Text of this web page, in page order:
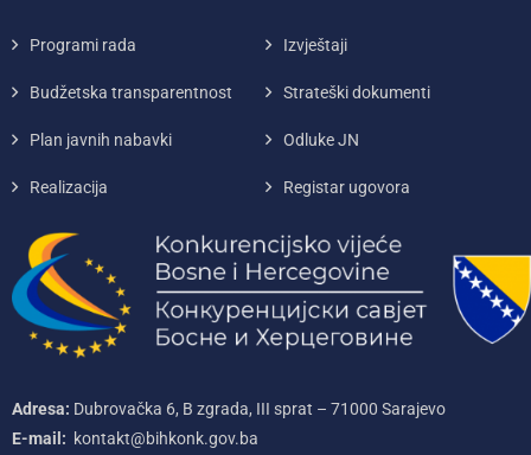
Programi rada Izvještaji
Budžetska transparentnost Strateški dokumenti
Plan javnih nabavki Odluke JN
Realizacija Registar ugovora
Adresa: Dubrovačka 6, B zgrada, III sprat – 71000‌ Sarajevo
E-mail: kontakt@bihkonk.gov.ba